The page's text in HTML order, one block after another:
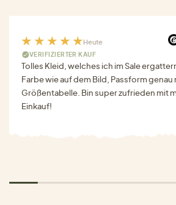
Heute
VERIFIZIERTER KAUF
Tolles Kleid, welches ich im Sale
Farbe wie auf dem Bild, Passform genau
Größentabelle. Bin super zufrieden mit
Einkauf!